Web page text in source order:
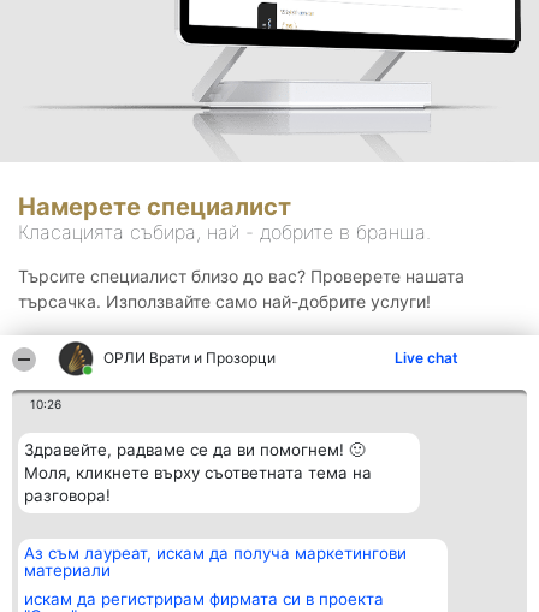
ОРЛИ Врати и Прозорци Live chat
10:26
Здравейте, радваме се да ви помогнем! 🙂
Моля, кликнете върху съответната тема на
разговора!
Аз съм лауреат, искам да получа маркетингови
материали
искам да регистрирам фирмата си в проекта
Намерете специалист
Класацията събира, най - добрите в бранша.
Търсите специалист близо до вас? Проверете нашата
търсачка. Използвайте само най-добрите услуги!
Организатор на
класиране
BulevardulAleea Timișul De
Класация
всички
Контакти